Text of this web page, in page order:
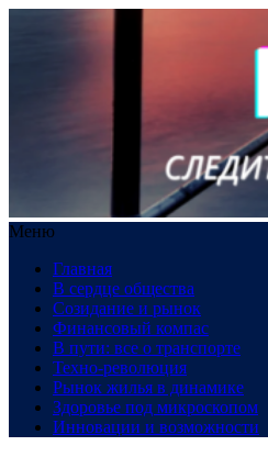
Меню
Главная
В сердце общества
Созидание и рынок
Финансовый компас
В пути: все о транспорте
Техно-революция
Рынок жилья в динамике
Здоровье под микроскопом
Инновации и возможности